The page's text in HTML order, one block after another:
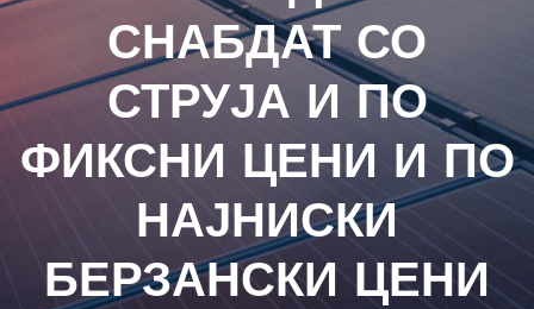
СНАБДАТ СО
СТРУЈА И ПО
ФИКСНИ ЦЕНИ И ПО
НАЈНИСКИ
БЕРЗАНСКИ ЦЕНИ